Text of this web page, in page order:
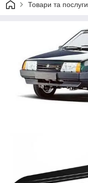
Товари та послуги